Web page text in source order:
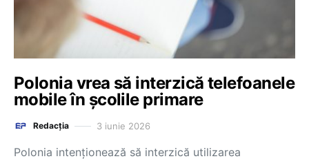
Polonia vrea să interzică telefoanele
mobile în școlile primare
Redacția 3 iunie 2026
Polonia intenţionează să interzică utilizarea